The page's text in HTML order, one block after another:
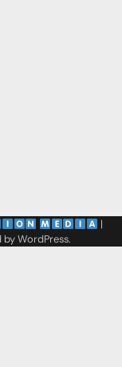
|
byWordPress.